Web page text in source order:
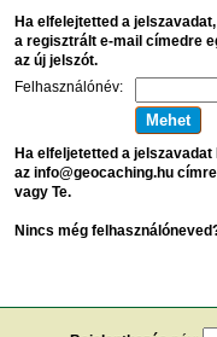
Ha elfelejtetted a
a regisztrált e-mail címedre
az új jelszót.
Felhasználónév:
Ha elfeljetetted a
az info@geocaching.hu
vagy Te.
Nincs még